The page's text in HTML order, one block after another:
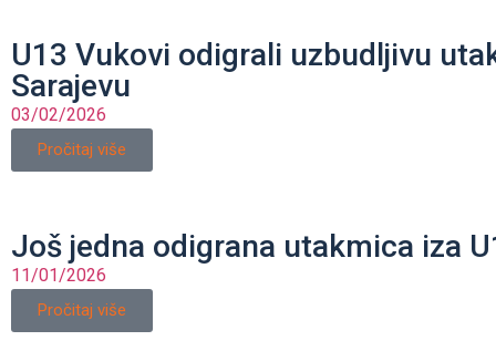
U13 Vukovi odigrali uzbudljivu
Sarajevu
03/02/2026
Pročitaj više
Još jedna odigrana utakmica iza
11/01/2026
Pročitaj više